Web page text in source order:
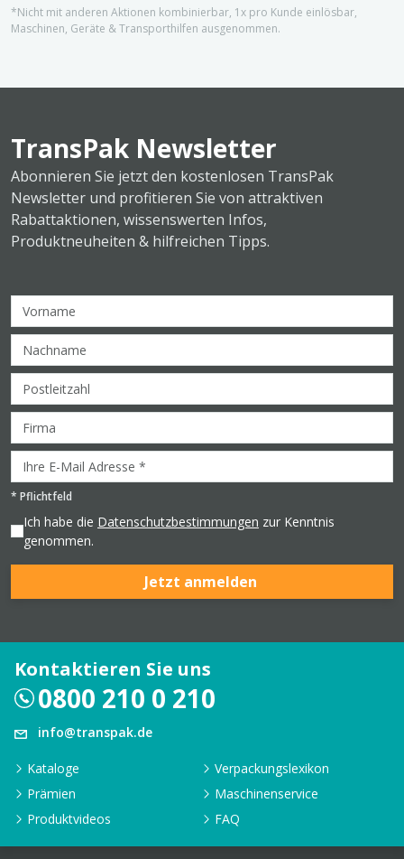
*Nicht mit anderen Aktionen kombinierbar, 1x pro Kunde einlösbar,
Maschinen, Geräte & Transporthilfen ausgenommen.
TransPak Newsletter
Abonnieren Sie jetzt den kostenlosen TransPak
Newsletter und profitieren Sie von attraktiven
Rabattaktionen, wissenswerten Infos,
Produktneuheiten & hilfreichen Tipps.
* Pflichtfeld
Ich habe die Datenschutzbestimmungen zur Kenntnis
genommen.
Jetzt anmelden
Kontaktieren Sie uns
0800 210 0 210
info@transpak.de
Kataloge
Verpackungslexikon
Prämien
Maschinenservice
Produktvideos
FAQ